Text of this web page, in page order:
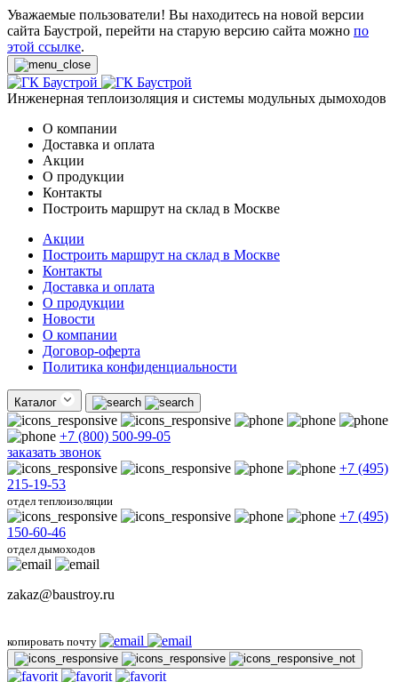
Уважаемые пользователи! Вы находитесь на новой версии
сайта Баустрой, перейти на старую версию сайта можно по
этой ссылке.
Инженерная теплоизоляция и системы модульных дымоходов
О компании
Доставка и оплата
Акции
О продукции
Контакты
Построить маршрут на склад в Москве
Акции
Построить маршрут на склад в Москве
Контакты
Доставка и оплата
О продукции
Новости
О компании
Договор-оферта
Политика конфиденциальности
Каталог
+7 (800) 500-99-05
заказать звонок
+7 (495)
215-19-53
отдел теплоизоляции
+7 (495)
150-60-46
отдел дымоходов
zakaz@baustroy.ru
копировать почту